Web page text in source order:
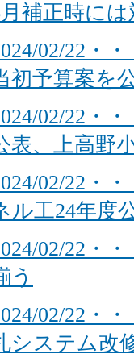
補正時に
02/22・
初予算案を
02/22・
表、上高野
02/22・
ル工24年度
02/22・
う
02/22・
システム改